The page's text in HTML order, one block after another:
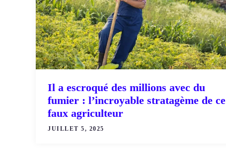
Il a escroqué des millions avec du
fumier : l’incroyable stratagème de ce
faux agriculteur
JUILLET 5, 2025